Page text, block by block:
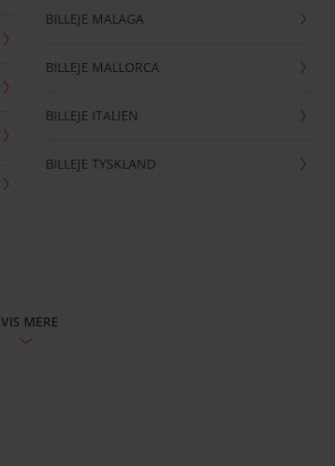
BILLEJE MALAGA
BILLEJE MALLORCA
BILLEJE ITALIEN
BILLEJE TYSKLAND
VIS MERE